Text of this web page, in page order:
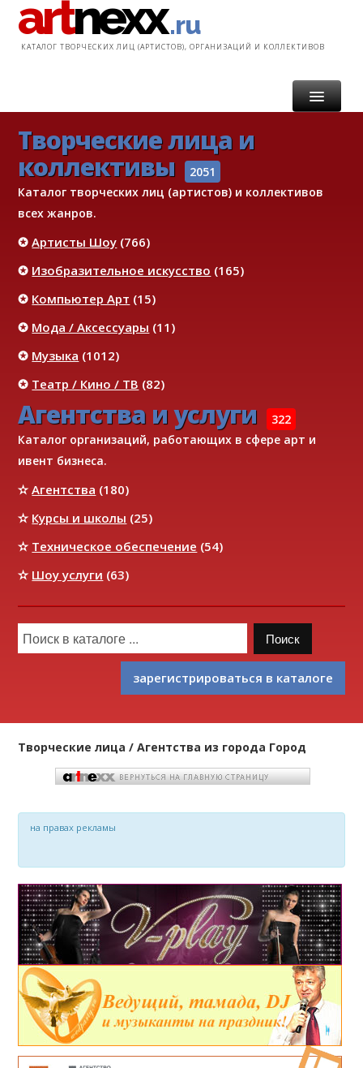
artnexx.ru
КАТАЛОГ ТВОРЧЕСКИХ ЛИЦ (АРТИСТОВ), ОРГАНИЗАЦИЙ И КОЛЛЕКТИВОВ
ГЛАВНАЯ
КАТАЛОГ
ИНФОРМАЦИЯ
КОНТАКТ
Творческие лица и
коллективы
2051
Каталог творческих лиц (артистов) и коллективов
всех жанров.
✪Артисты Шоу (766)
✪ Изобразительное искусство (165)
✪ Компьютер Арт (15)
✪ Мода / Аксессуары (11)
✪ Музыка (1012)
✪ Театр / Кино / ТВ (82)
Агентства и услуги
322
Каталог организаций, работающих в сфере арт и
ивент бизнеса.
✫Агентства (180)
✫ Курсы и школы (25)
✫ Техническое обеспечение (54)
✫ Шоу услуги (63)
зарегистрироваться в каталоге
Творческие лица / Агентства из города Город
на правах рекламы